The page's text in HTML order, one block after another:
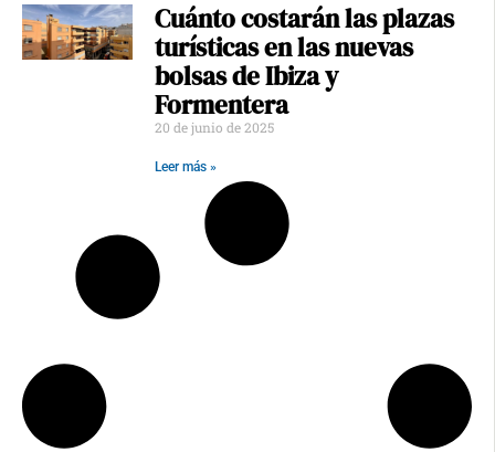
Cuánto costarán las plazas
turísticas en las nuevas
bolsas de Ibiza y
Formentera
20 de junio de 2025
Leer más »